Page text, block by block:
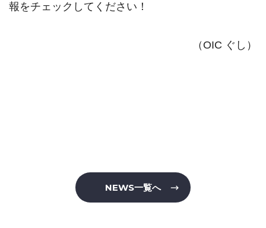
報をチェックしてください！
（OIC ぐし）
NEWS一覧へ